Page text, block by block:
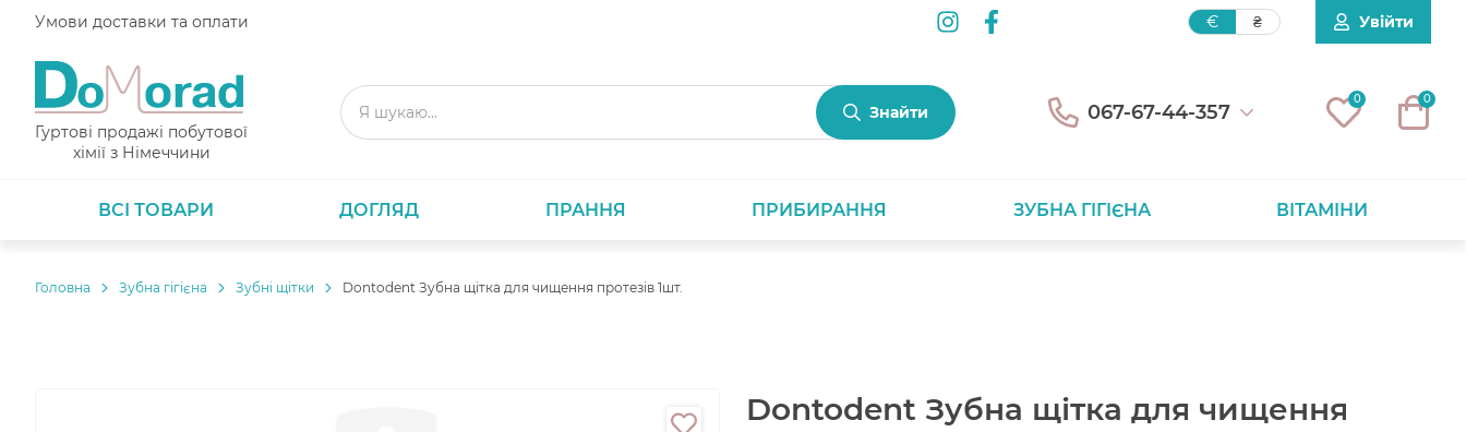
Умови доставки та оплати € ₴ Увійти
Гуртові продажі побутової
хімії з Німеччини
Знайти 067-67-44-357
0 0
ВСІ ТОВАРИ ДОГЛЯД ПРАННЯ ПРИБИРАННЯ ЗУБНА ГІГІЄНА ВІТАМІНИ
Головнa Зубна гігієна Зубні щітки Dontodent Зубна щітка для чищення протезів 1шт.
Dontodent Зубна щітка для чищення